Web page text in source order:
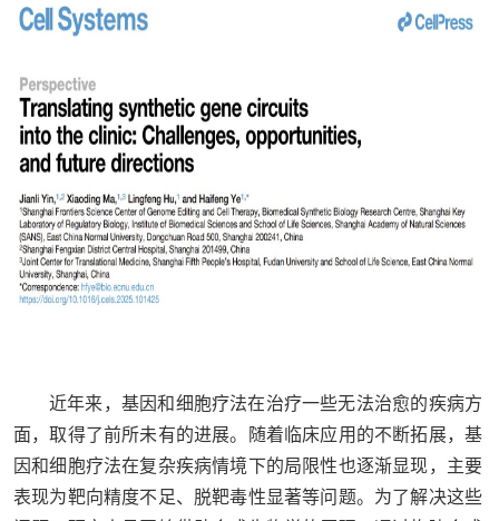
近年来，基因和细胞疗法在治疗一些无法治愈的疾病方
面，取得了前所未有的进展。随着临床应用的不断拓展，基
因和细胞疗法在复杂疾病情境下的局限性也逐渐显现，主要
表现为靶向精度不足、脱靶毒性显著等问题。为了解决这些